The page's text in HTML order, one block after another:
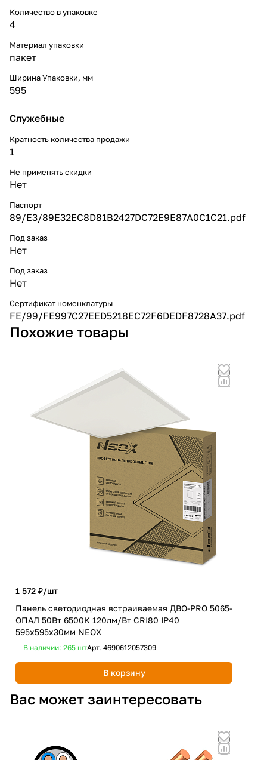
Количество в упаковке
4
Материал упаковки
пакет
Ширина Упаковки, мм
595
Служебные
Кратность количества продажи
1
Не применять скидки
Нет
Паспорт
89/E3/89E32EC8D81B2427DC72E9E87A0C1C21.pdf
Под заказ
Нет
Под заказ
Нет
Сертификат номенклатуры
FE/99/FE997C27EED5218EC72F6DEDF8728A37.pdf
Похожие товары
1 572 ₽/шт
Панель светодиодная встраиваемая ДВО-PRO 5065-
ОПАЛ 50Вт 6500К 120лм/Вт CRI80 IP40
595х595х30мм NEOX
В наличии: 265 штАрт. 4690612057309
В корзину
Вас может заинтересовать